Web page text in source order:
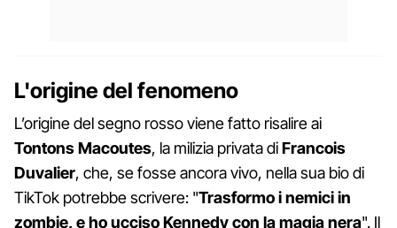
L'origine del fenomeno
L’origine del segno rosso viene fatto risalire ai
Tontons Macoutes, la milizia privata diFrancois
Duvalier, che, se fosse ancora vivo, nella sua bio di
TikTok potrebbe scrivere: "Trasformo i nemici in
zombie, e ho ucciso Kennedy con la magia nera". Il